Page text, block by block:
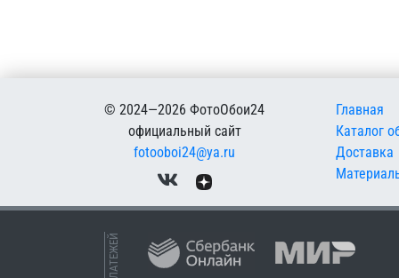
© 2024—2026 ФотоОбои24
официальный сайт
fotooboi24@ya.ru
Меню
Главная
Каталог
Доставка